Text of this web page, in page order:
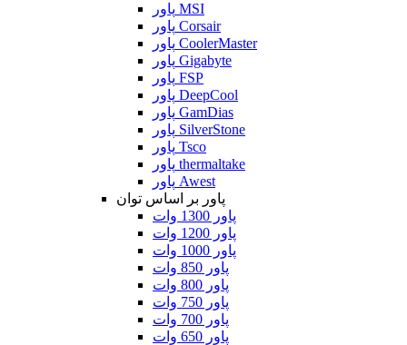
پاور MSI
پاور Corsair
پاور CoolerMaster
پاور Gigabyte
پاور FSP
پاور DeepCool
پاور GamDias
پاور SilverStone
پاور Tsco
پاور thermaltake
پاور Awest
پاور بر اساس توان
پاور 1300 وات
پاور 1200 وات
پاور 1000 وات
پاور 850 وات
پاور 800 وات
پاور 750 وات
پاور 700 وات
پاور 650 وات